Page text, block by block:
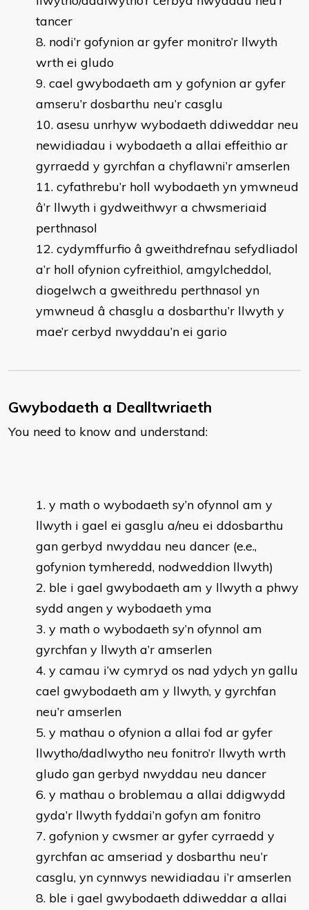
tancer
nodi’r gofynion ar gyfer monitro’r llwyth
wrth ei gludo
cael gwybodaeth am y gofynion ar gyfer
amseru’r dosbarthu neu’r casglu
asesu unrhyw wybodaeth ddiweddar neu
newidiadau i wybodaeth a allai effeithio ar
gyrraedd y gyrchfan a chyflawni’r amserlen
cyfathrebu’r holl wybodaeth yn ymwneud
â’r llwyth i gydweithwyr a chwsmeriaid
perthnasol
cydymffurfio â gweithdrefnau sefydliadol
a’r holl ofynion cyfreithiol, amgylcheddol,
diogelwch a gweithredu perthnasol yn
ymwneud â chasglu a dosbarthu’r llwyth y
mae’r cerbyd nwyddau’n ei gario
Gwybodaeth a Dealltwriaeth
You need to know and understand:
y math o wybodaeth sy’n ofynnol am y
llwyth i gael ei gasglu a/neu ei ddosbarthu
gan gerbyd nwyddau neu dancer (e.e.,
gofynion tymheredd, nodweddion llwyth)
ble i gael gwybodaeth am y llwyth a phwy
sydd angen y wybodaeth yma
y math o wybodaeth sy’n ofynnol am
gyrchfan y llwyth a’r amserlen
y camau i’w cymryd os nad ydych yn gallu
cael gwybodaeth am y llwyth, y gyrchfan
neu’r amserlen
y mathau o ofynion a allai fod ar gyfer
llwytho/dadlwytho neu fonitro’r llwyth wrth
gludo gan gerbyd nwyddau neu dancer
y mathau o broblemau a allai ddigwydd
gyda’r llwyth fyddai’n gofyn am fonitro
gofynion y cwsmer ar gyfer cyrraedd y
gyrchfan ac amseriad y dosbarthu neu’r
casglu, yn cynnwys newidiadau i’r amserlen
ble i gael gwybodaeth ddiweddar a allai